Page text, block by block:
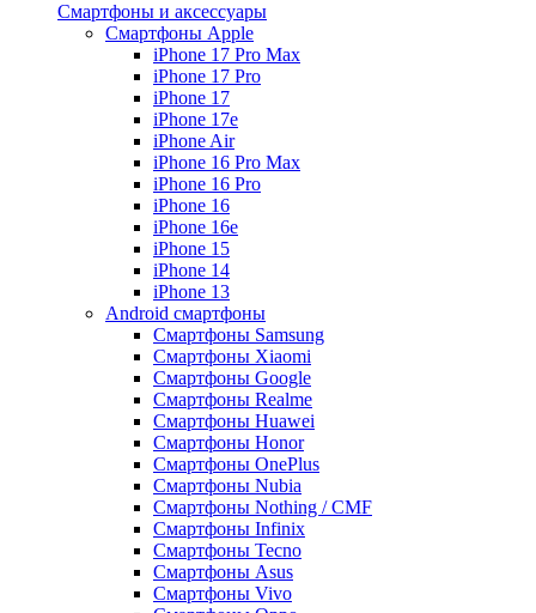
Смартфоны и аксессуары
Смартфоны Apple
iPhone 17 Pro Max
iPhone 17 Pro
iPhone 17
iPhone 17e
iPhone Air
iPhone 16 Pro Max
iPhone 16 Pro
iPhone 16
iPhone 16e
iPhone 15
iPhone 14
iPhone 13
Android cмартфоны
Смартфоны Samsung
Смартфоны Xiaomi
Смартфоны Google
Смартфоны Realme
Смартфоны Huawei
Смартфоны Honor
Смартфоны OnePlus
Смартфоны Nubia
Смартфоны Nothing / CMF
Смартфоны Infinix
Смартфоны Tecno
Смартфоны Asus
Смартфоны Vivo